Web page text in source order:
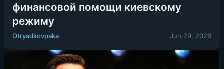
финансовой помощи киевскому
режиму
Otryadkovpaka Jun 29, 2026